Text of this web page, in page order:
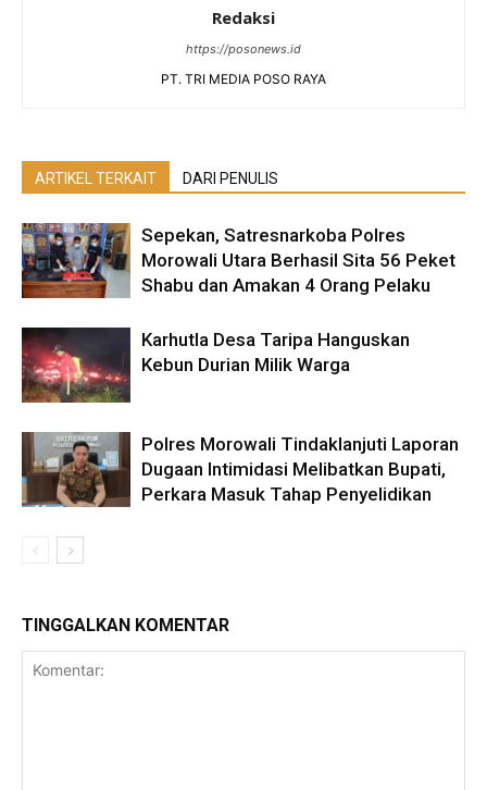
Redaksi
https://posonews.id
PT. TRI MEDIA POSO RAYA
ARTIKEL TERKAIT DARI PENULIS
Sepekan, Satresnarkoba Polres
Morowali Utara Berhasil Sita 56 Peket
Shabu dan Amakan 4 Orang Pelaku
Karhutla Desa Taripa Hanguskan
Kebun Durian Milik Warga
Polres Morowali Tindaklanjuti Laporan
Dugaan Intimidasi Melibatkan Bupati,
Perkara Masuk Tahap Penyelidikan
TINGGALKAN KOMENTAR